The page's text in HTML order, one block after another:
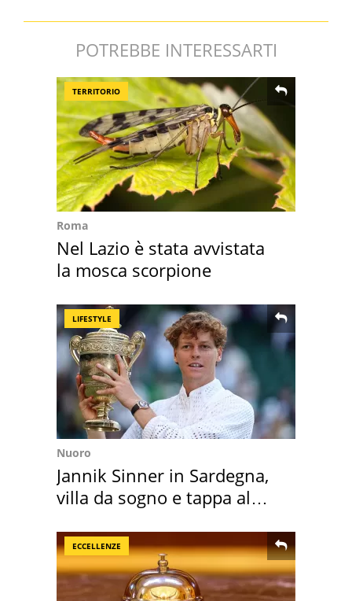
POTREBBE INTERESSARTI
TERRITORIO
Roma
Nel Lazio è stata avvistata
la mosca scorpione
LIFESTYLE
Nuoro
Jannik Sinner in Sardegna,
villa da sogno e tappa al
ECCELLENZE